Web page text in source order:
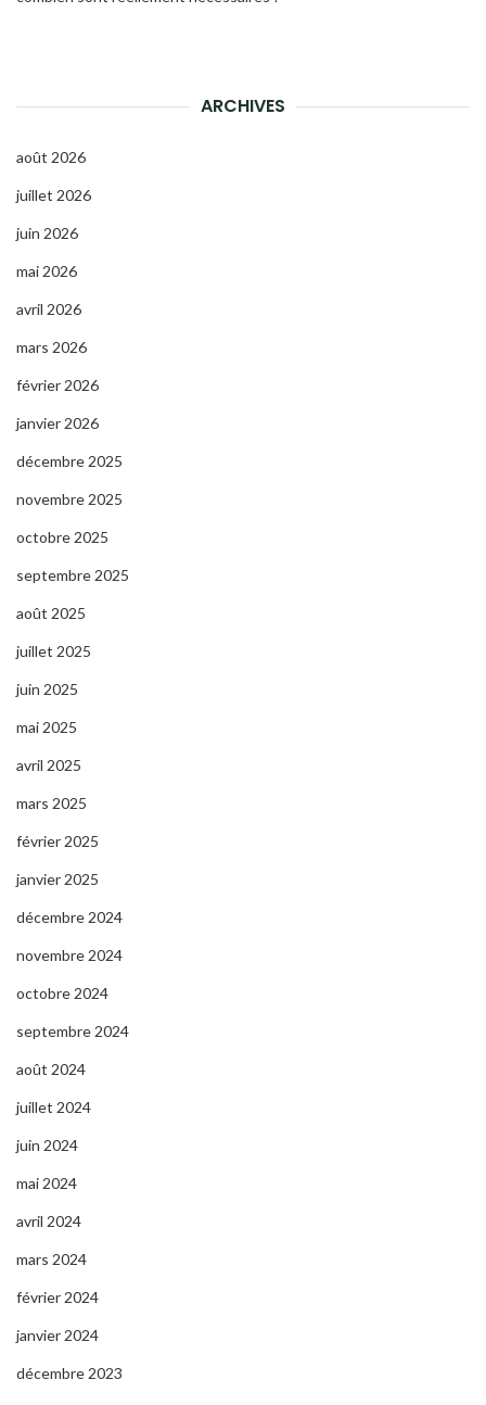
ARCHIVES
août 2026
juillet 2026
juin 2026
mai 2026
avril 2026
mars 2026
février 2026
janvier 2026
décembre 2025
novembre 2025
octobre 2025
septembre 2025
août 2025
juillet 2025
juin 2025
mai 2025
avril 2025
mars 2025
février 2025
janvier 2025
décembre 2024
novembre 2024
octobre 2024
septembre 2024
août 2024
juillet 2024
juin 2024
mai 2024
avril 2024
mars 2024
février 2024
janvier 2024
décembre 2023